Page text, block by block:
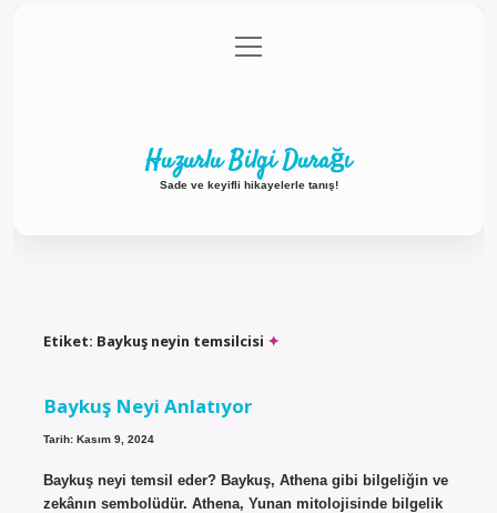
Gizlilik Politikası
menüyü
aç
Huzurlu Bilgi Durağı
Sade ve keyifli hikayelerle tanış!
Etiket: Baykuş neyin temsilcisi
Baykuş Neyi Anlatıyor
Tarih: Kasım 9, 2024
Baykuş neyi temsil eder? Baykuş, Athena gibi bilgeliğin ve
zekânın sembolüdür. Athena, Yunan mitolojisinde bilgelik